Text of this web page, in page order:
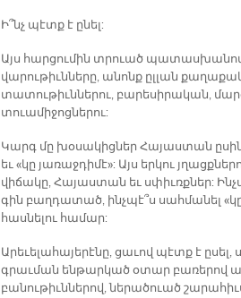
Ի՞նչ պէտք է ը­նել:
Այս հար­ցու­մին տրուած
վա­րու­թիւն­նե­րը, ա­նոնք ըլ­լան
տա­տու­թիւն­նե­րու, բա­րե­սի­րա­կան,
տուա­մի­ջոց­նե­րու:
Կարգ մը խօ­սա­կից­ներ Հա­յաս­տան ը­սին,
եւ «կը յա­ռաջ­դի­մէ»: Այս եր­կու
վի­ճա­կը, Հա­յաս­տան եւ սփիւռք­ներ:
գին բաղ­դա­տած, ինչ­պէ՞ս սահ­մա­նել «կը
հաս­նե­լու հա­մար:
Ա­րե­ւե­լա­հա­յե­րէ­նը, ցա­ւով պէտք է
գրաւ­ման են­թար­կած օ­տար բա­ռե­րով
բա­նու­թիւն­նե­րով, նե­րա­ծուած